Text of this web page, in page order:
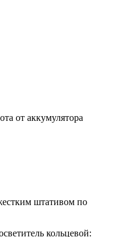
от аккумулятора
штативом по
кольцевой: